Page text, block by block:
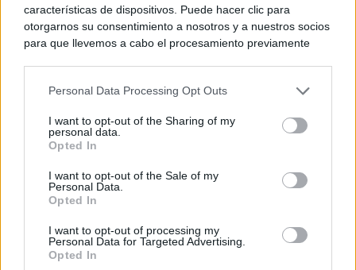
características de dispositivos. Puede hacer clic para
otorgarnos su consentimiento a nosotros y a nuestros socios
para que llevemos a cabo el procesamiento previamente
negar su consentimiento. Tenga en cuenta que algún
de su consentimiento, pero usted tiene el derecho de
rechazar tal procesamiento. Sus preferencias se aplicarán
cualquier momento entrando de nuevo en este sitio web o
visitando nuestra política de privacidad.
Personal Data Processing Opt Outs
I want to opt-out of the Sharing of my
personal data.
Opted In
I want to opt-out of the Sale of my
Personal Data.
Opted In
I want to opt-out of processing my
Personal Data for Targeted Advertising.
Opted In